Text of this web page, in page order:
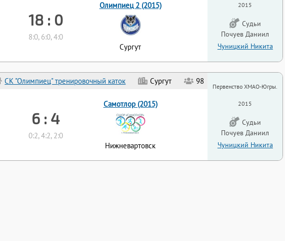
18 : 0
8:0, 6:0, 4:0
Олимпиец 2 (2015)
Сургут
2015
Судьи
Почуев Даниил
Чуницкий Никита
СК "Олимпиец" тренировочный каток Сургут 98
6 : 4
0:2, 4:2, 2:0
Самотлор (2015)
Нижневартовск
Первенство ХМАО-Югры.
2015
Судьи
Почуев Даниил
Чуницкий Никита